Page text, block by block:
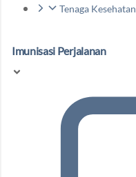
Tenaga Kesehatan
Imunisasi Perjalanan